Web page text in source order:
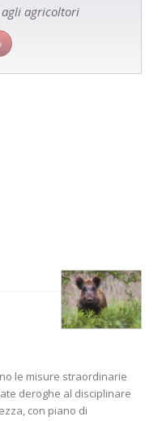
agli agricoltori
le misure straordinarie
deroghe al disciplinare
con piano di